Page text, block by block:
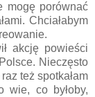
mogę porównać
Chciałabym
akcję powieści
Nieczęsto
też spotkałam
wie, co byłoby,